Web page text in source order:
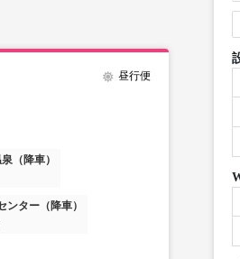
昼行便
（降車）
ンター（降車）